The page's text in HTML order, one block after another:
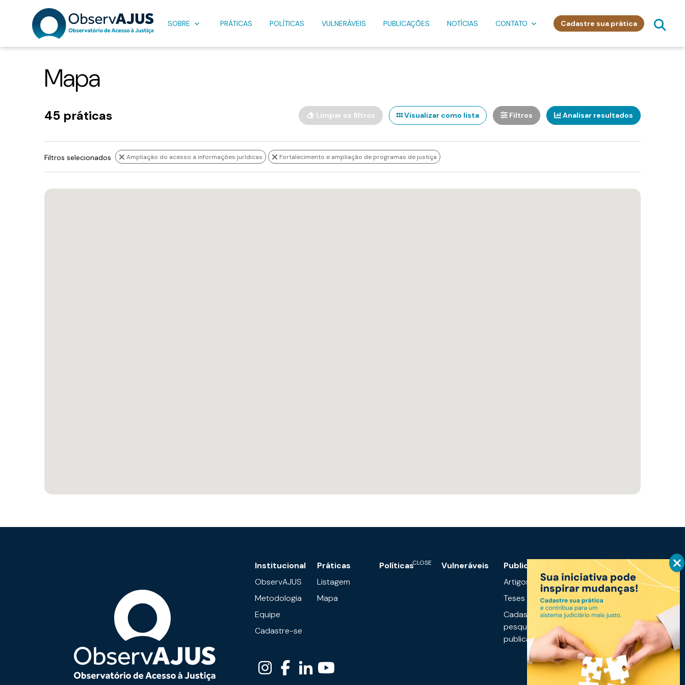
SOBRE PRÁTICAS POLÍTICAS VULNERÁVEIS PUBLICAÇÕES NOTÍCIAS CONTATO Cadastre sua prática
Mapa
45 práticas Limpar os filtros Visualizar como lista Filtros Analisar resultados
Filtros selecionados Ampliação do acesso a informações jurídicas Fortalecimento e ampliação de programas de justiça
Institucional
ObservAJUS
Metodologia
Equipe
Cadastre-se
Práticas
Listagem
Mapa
Políticas Vulneráveis
Publicações
Artigos
Teses
Cadastre sua
pesquisa ou
publicação
informações
Notícias
Links úteis